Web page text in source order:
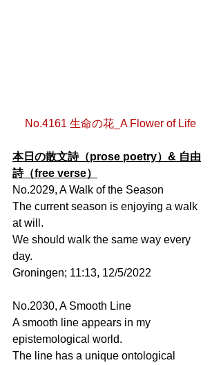
No.4161 生命の花_A Flower of Life
本日の散文詩（prose poetry）& 自由
詩（free verse）
No.2029, A Walk of the Season
The current season is enjoying a walk
at will.
We should walk the same way every
day.
Groningen; 11:13, 12/5/2022
No.2030, A Smooth Line
A smooth line appears in my
epistemological world.
The line has a unique ontological